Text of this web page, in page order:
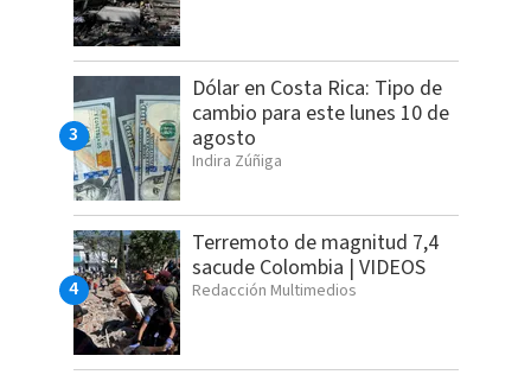
Dólar en Costa Rica: Tipo de
cambio para este lunes 10 de
agosto
Indira Zúñiga
Terremoto de magnitud 7,4
sacude Colombia | VIDEOS
Redacción Multimedios